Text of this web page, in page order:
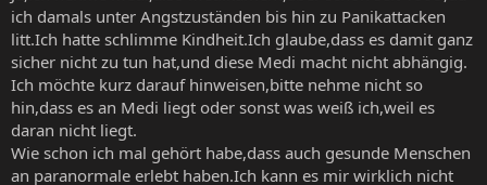
ich damals unter Angstzuständen bis hin zu Panikattacken
litt.Ich hatte schlimme Kindheit.Ich glaube,dass es damit ganz
sicher nicht zu tun hat,und diese Medi macht nicht abhängig.
Ich möchte kurz darauf hinweisen,bitte nehme nicht so
hin,dass es an Medi liegt oder sonst was weiß ich,weil es
daran nicht liegt.
Wie schon ich mal gehört habe,dass auch gesunde Menschen
an paranormale erlebt haben.Ich kann es mir wirklich nicht